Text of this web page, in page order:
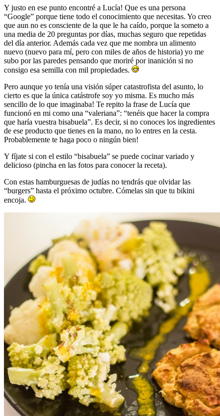
Y justo en ese punto encontré a Lucía! Que es una persona
“Google” porque tiene todo el conocimiento que necesitas. Yo creo
que aun no es consciente de la que le ha caído, porque la someto a
una media de 20 preguntas por días, muchas seguro que repetidas
del día anterior. Además cada vez que me nombra un alimento
nuevo (nuevo para mí, pero con miles de años de historia) yo me
subo por las paredes pensando que moriré por inanición si no
consigo esa semilla con mil propiedades.
Pero aunque yo tenía una visión súper catastrofista del asunto, lo
cierto es que la única catástrofe soy yo misma. Es mucho más
sencillo de lo que imaginaba! Te repito la frase de Lucía que
funcionó en mi como una “valeriana”: “tenéis que hacer la compra
que haría vuestra bisabuela”. Es decir, si no conoces los ingredientes
de ese producto que tienes en la mano, no lo entres en la cesta.
Probablemente te haga poco o ningún bien!
Y fíjate si con el estilo “bisabuela” se puede cocinar variado y
delicioso (pincha en las fotos para conocer la receta).
Con estas hamburguesas de judías no tendrás que olvidar las
“burgers” hasta el próximo octubre. Cómelas sin que tu bikini
encoja.